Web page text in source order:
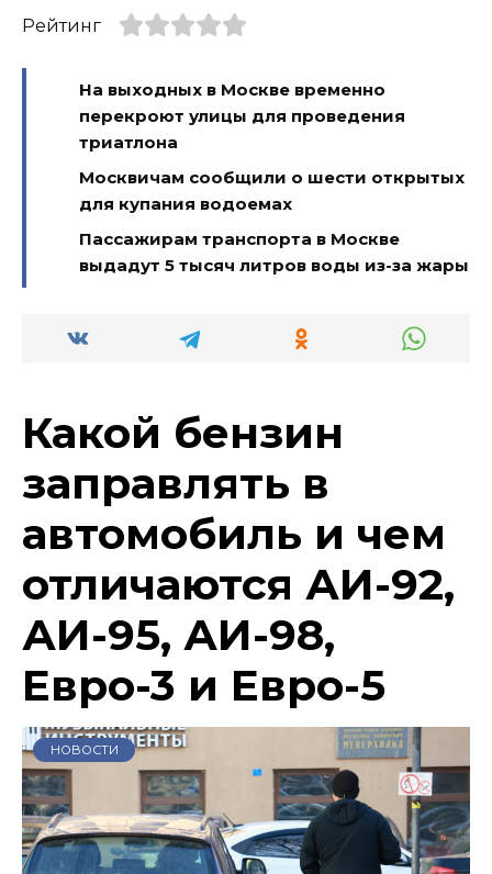
Рейтинг
На выходных в Москве временно
перекроют улицы для проведения
триатлона
Москвичам сообщили о шести открытых
для купания водоемах
Пассажирам транспорта в Москве
выдадут 5 тысяч литров воды из-за жары
Какой бензин
заправлять в
автомобиль и чем
отличаются АИ-92,
АИ-95, АИ-98,
Евро-3 и Евро-5
НОВОСТИ